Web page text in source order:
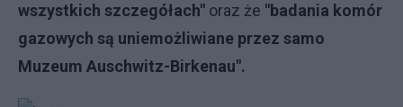
wszystkich szczegółach" oraz że "badania komór
gazowych są uniemożliwiane przez samo
Muzeum Auschwitz-Birkenau".